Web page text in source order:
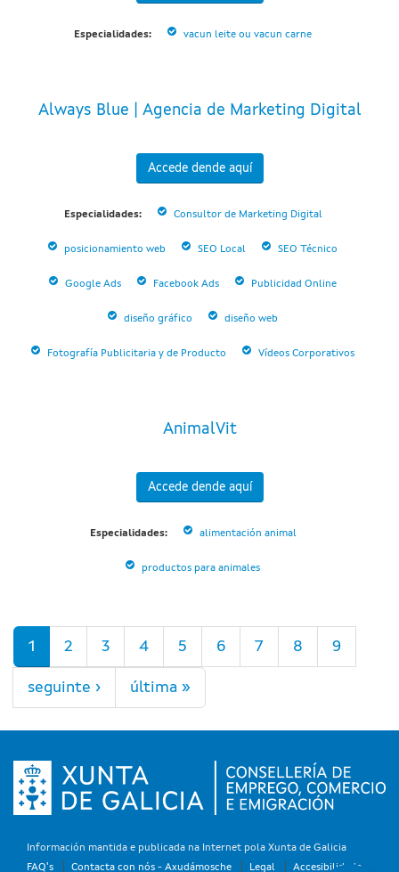
Especialidades: vacun leite ou vacun carne
Always Blue | Agencia de Marketing Digital
Accede dende aquí
Especialidades: Consultor de Marketing Digital
posicionamiento web SEO Local SEO Técnico
Google Ads Facebook Ads Publicidad Online
diseño gráfico diseño web
Fotografía Publicitaria y de Producto Vídeos Corporativos
AnimalVit
Accede dende aquí
Especialidades: alimentación animal
productos para animales
Páxinas
1 2 3 4 5 6 7 8 9
seguinte › última »
Información mantida e publicada na Internet pola Xunta de Galicia
FAQ's
Contacta con nós - Axudámosche Legal Accesibilidade